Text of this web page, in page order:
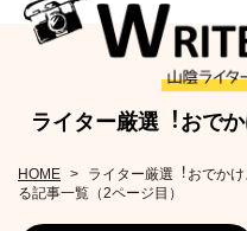
ライター厳選︕おで
HOME ライター厳選︕おでか
る記事一覧（2ページ目）